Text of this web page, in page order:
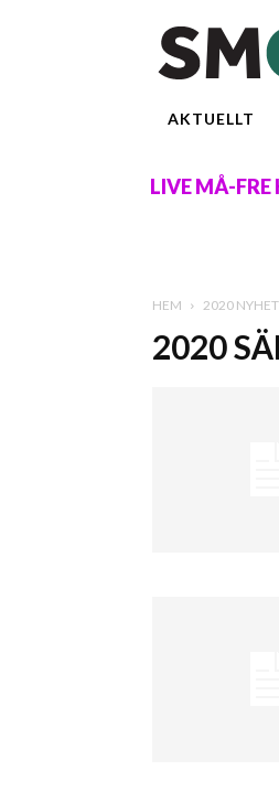
AKTUELLT
LIVE MÅ-FRE
HEM 2020
2020